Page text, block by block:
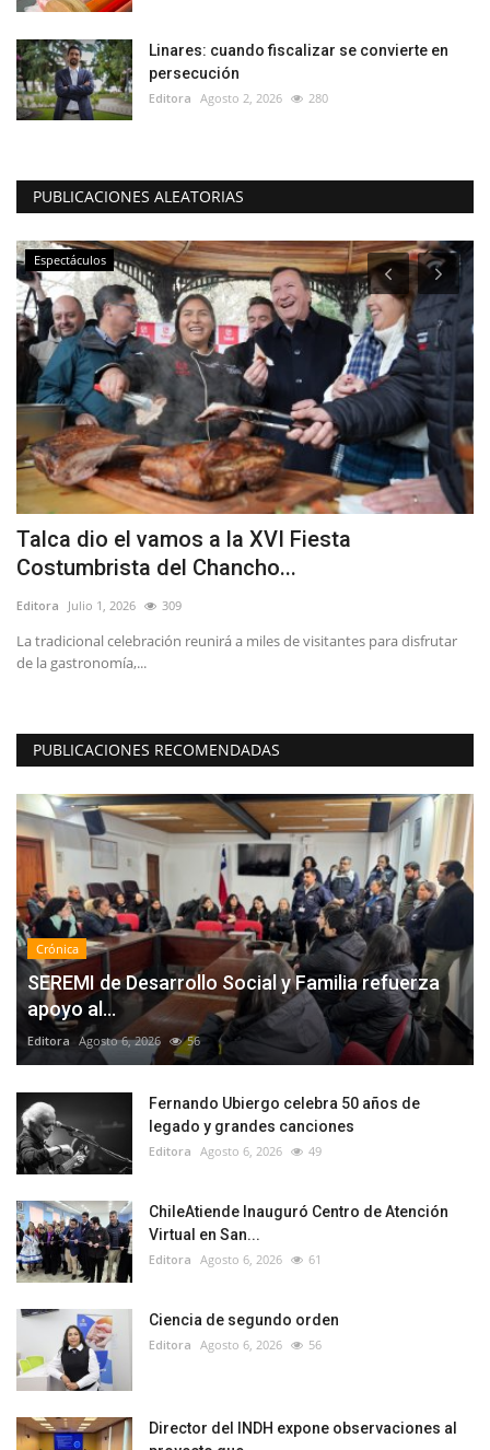
Linares: cuando fiscalizar se convierte en
persecución
Editora Agosto 2, 2026 280
PUBLICACIONES ALEATORIAS
Espectáculos
Talca dio el vamos a la XVI Fiesta
Costumbrista del Chancho...
Editora Julio 1, 2026 309
La tradicional celebración reunirá a miles de visitantes para disfrutar
de la gastronomía,...
PUBLICACIONES RECOMENDADAS
Crónica
SEREMI de Desarrollo Social y Familia refuerza
apoyo al...
Editora Agosto 6, 2026 56
Fernando Ubiergo celebra 50 años de
legado y grandes canciones
Editora Agosto 6, 2026 49
ChileAtiende Inauguró Centro de Atención
Virtual en San...
Editora Agosto 6, 2026 61
Ciencia de segundo orden
Editora Agosto 6, 2026 56
Director del INDH expone observaciones al